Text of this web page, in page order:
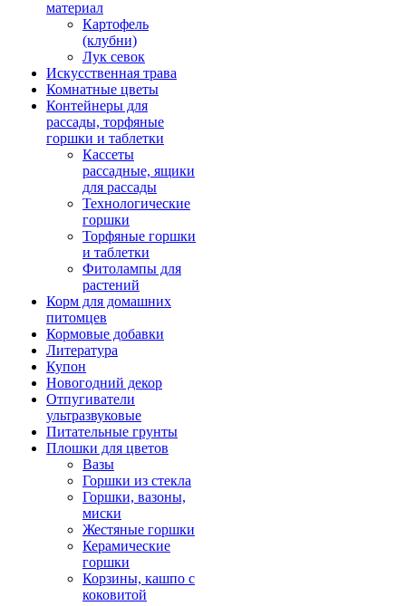
материал
Картофель
(клубни)
Лук севок
Искусственная трава
Комнатные цветы
Контейнеры для
рассады, торфяные
горшки и таблетки
Кассеты
рассадные, ящики
для рассады
Технологические
горшки
Торфяные горшки
и таблетки
Фитолампы для
растений
Корм для домашних
питомцев
Кормовые добавки
Литература
Купон
Новогодний декор
Отпугиватели
ультразвуковые
Питательные грунты
Плошки для цветов
Вазы
Горшки из стекла
Горшки, вазоны,
миски
Жестяные горшки
Керамические
горшки
Корзины, кашпо с
коковитой